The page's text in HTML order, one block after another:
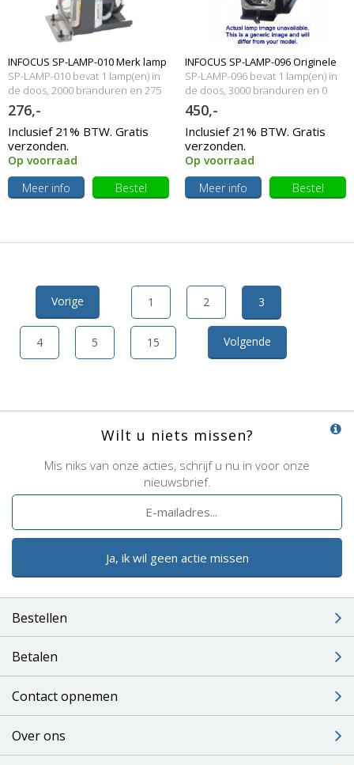
INFOCUS SP-LAMP-010 Merk lamp
met behuizing
SP-LAMP-010 bevat 1 lamp(en) in
de doos, 2000 branduren en 275
Watt
276,-
Inclusief 21% BTW. Gratis
verzonden.
Op voorraad
Meer info
Bestel
INFOCUS SP-LAMP-096 Originele
lamp met behuizing
SP-LAMP-096 bevat 1 lamp(en) in
de doos, 3000 branduren en 0
Watt
450,-
Inclusief 21% BTW. Gratis
verzonden.
Op voorraad
Meer info
Bestel
Vorige 1 2 3
4 5 15 Volgende
Wilt u niets missen?
Mis niks van onze acties, schrijf u nu in voor onze
nieuwsbrief.
Ja, ik wil geen actie missen
Bestellen
Betalen
Contact opnemen
Over ons